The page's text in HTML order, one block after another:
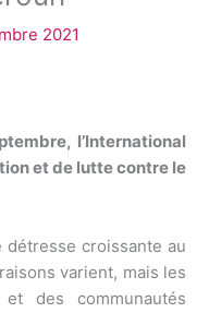
2021
l’International
et de lutte contre le
croissante au
varient, mais les
des communautés